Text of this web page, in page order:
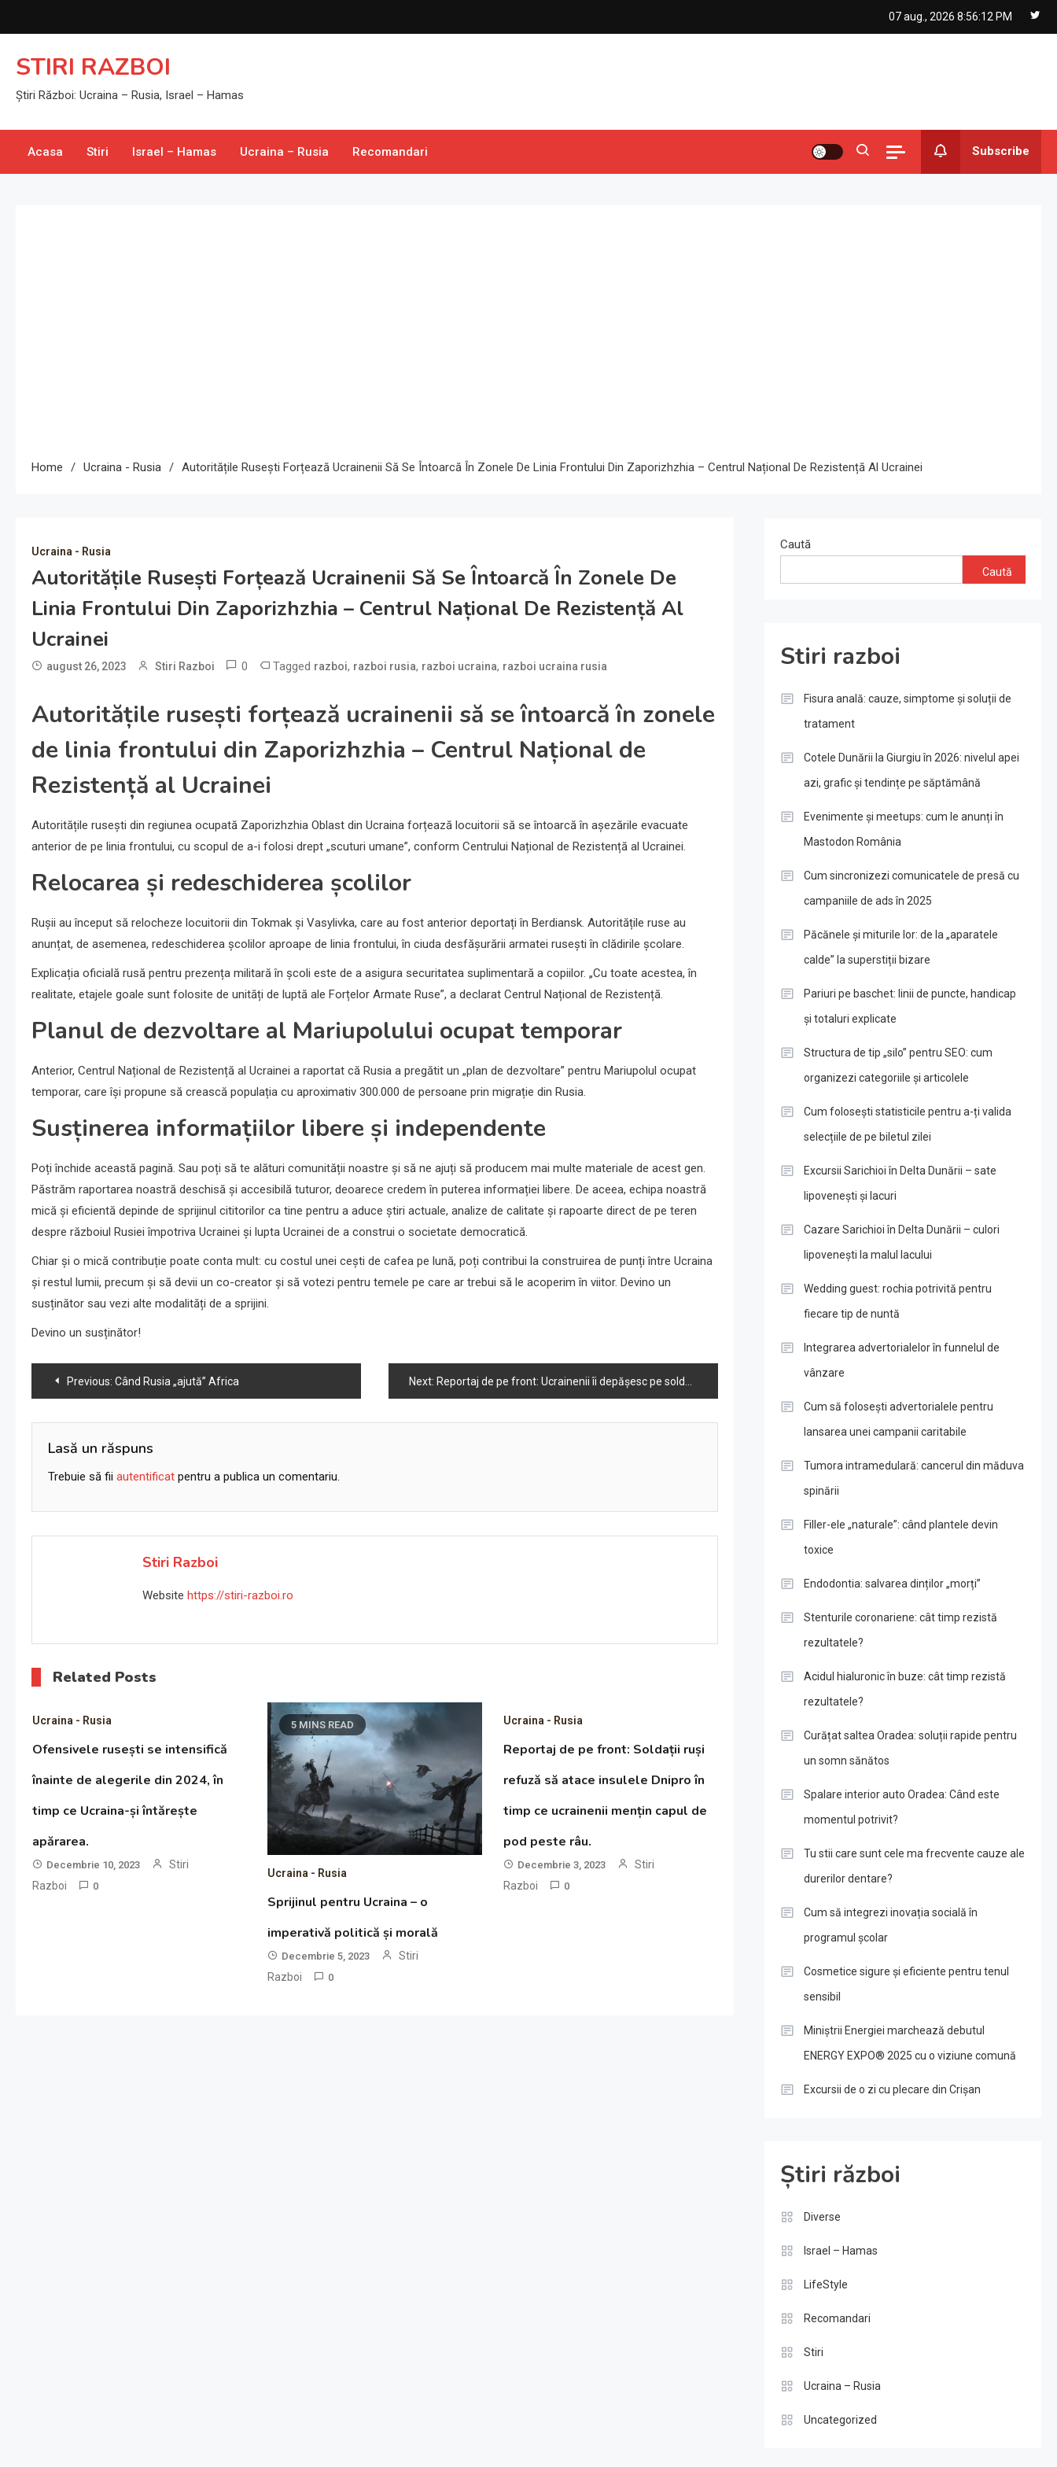
to
07 aug., 2026 8:56:13 PM
STIRI RAZBOI
Știri Război: Ucraina – Rusia, Israel – Hamas
Acasa Stiri Israel – Hamas Ucraina – Rusia Recomandari Subscribe
Home Ucraina - Rusia Autoritățile Rusești Forțează Ucrainenii Să Se Întoarcă În Zonele De Linia Frontului Din Zaporizhzhia – Centrul Național De Rezistență Al Ucrainei
Ucraina - Rusia
Autoritățile Rusești Forțează Ucrainenii Să Se Întoarcă În Zonele De
Linia Frontului Din Zaporizhzhia – Centrul Național De Rezistență Al
Ucrainei
august 26, 2023 Stiri Razboi 0 Tagged razboi, razboi rusia, razboi ucraina, razboi ucraina rusia
Autoritățile rusești forțează ucrainenii să se întoarcă în zonele
de linia frontului din Zaporizhzhia – Centrul Național de
Rezistență al Ucrainei
Autoritățile rusești din regiunea ocupată Zaporizhzhia Oblast din Ucraina forțează locuitorii să se întoarcă în așezările evacuate
anterior de pe linia frontului, cu scopul de a-i folosi drept „scuturi umane”, conform Centrului Național de Rezistență al Ucrainei.
Relocarea și redeschiderea școlilor
Rușii au început să relocheze locuitorii din Tokmak și Vasylivka, care au fost anterior deportați în Berdiansk. Autoritățile ruse au
anunțat, de asemenea, redeschiderea școlilor aproape de linia frontului, în ciuda desfășurării armatei rusești în clădirile școlare.
Explicația oficială rusă pentru prezența militară în școli este de a asigura securitatea suplimentară a copiilor. „Cu toate acestea, în
realitate, etajele goale sunt folosite de unități de luptă ale Forțelor Armate Ruse”, a declarat Centrul Național de Rezistență.
Planul de dezvoltare al Mariupolului ocupat temporar
Anterior, Centrul Național de Rezistență al Ucrainei a raportat că Rusia a pregătit un „plan de dezvoltare” pentru Mariupolul ocupat
temporar, care își propune să crească populația cu aproximativ 300.000 de persoane prin migrație din Rusia.
Susținerea informațiilor libere și independente
Poți închide această pagină. Sau poți să te alături comunității noastre și să ne ajuți să producem mai multe materiale de acest gen.
Păstrăm raportarea noastră deschisă și accesibilă tuturor, deoarece credem în puterea informației libere. De aceea, echipa noastră
mică și eficientă depinde de sprijinul cititorilor ca tine pentru a aduce știri actuale, analize de calitate și rapoarte direct de pe teren
despre războiul Rusiei împotriva Ucrainei și lupta Ucrainei de a construi o societate democratică.
Chiar și o mică contribuție poate conta mult: cu costul unei cești de cafea pe lună, poți contribui la construirea de punți între Ucraina
și restul lumii, precum și să devii un co-creator și să votezi pentru temele pe care ar trebui să le acoperim în viitor. Devino un
susținător sau vezi alte modalități de a sprijini.
Devino un susținător!
Navigare
în
articole
Previous: Când Rusia „ajută” Africa Next: Reportaj de pe front: Ucrainenii îi depășesc pe soldații ruși neexperimentați în regiunea Herson
Lasă un răspuns
Trebuie să fii autentificat pentru a publica un comentariu.
Stiri Razboi
Website https://stiri-razboi.ro
Related Posts
Ucraina - Rusia
Ofensivele rusești se intensifică
înainte de alegerile din 2024, în
timp ce Ucraina-și întărește
apărarea.
Decembrie 10, 2023
Stiri
Razboi
0
5 MINS READ
Ucraina - Rusia
Sprijinul pentru Ucraina – o
imperativă politică și morală
Decembrie 5, 2023
Stiri
Razboi
0
Ucraina - Rusia
Reportaj de pe front: Soldații ruși
refuză să atace insulele Dnipro în
timp ce ucrainenii mențin capul de
pod peste râu.
Decembrie 3, 2023
Stiri
Razboi
0
Caută
Caută
Stiri razboi
Fisura anală: cauze, simptome și soluții de
tratament
Cotele Dunării la Giurgiu în 2026: nivelul apei
azi, grafic și tendințe pe săptămână
Evenimente și meetups: cum le anunți în
Mastodon România
Cum sincronizezi comunicatele de presă cu
campaniile de ads în 2025
Păcănele și miturile lor: de la „aparatele
calde” la superstiții bizare
Pariuri pe baschet: linii de puncte, handicap
și totaluri explicate
Structura de tip „silo” pentru SEO: cum
organizezi categoriile și articolele
Cum folosești statisticile pentru a-ți valida
selecțiile de pe biletul zilei
Excursii Sarichioi în Delta Dunării – sate
lipovenești și lacuri
Cazare Sarichioi în Delta Dunării – culori
lipovenești la malul lacului
Wedding guest: rochia potrivită pentru
fiecare tip de nuntă
Integrarea advertorialelor în funnelul de
vânzare
Cum să folosești advertorialele pentru
lansarea unei campanii caritabile
Tumora intramedulară: cancerul din măduva
spinării
Filler-ele „naturale”: când plantele devin
toxice
Endodontia: salvarea dinților „morți”
Stenturile coronariene: cât timp rezistă
rezultatele?
Acidul hialuronic în buze: cât timp rezistă
rezultatele?
Curățat saltea Oradea: soluții rapide pentru
un somn sănătos
Spalare interior auto Oradea: Când este
momentul potrivit?
Tu stii care sunt cele ma frecvente cauze ale
durerilor dentare?
Cum să integrezi inovația socială în
programul școlar
Cosmetice sigure și eficiente pentru tenul
sensibil
Miniștrii Energiei marchează debutul
ENERGY EXPO® 2025 cu o viziune comună
Excursii de o zi cu plecare din Crișan
Știri război
Diverse
Israel – Hamas
LifeStyle
Recomandari
Stiri
Ucraina – Rusia
Uncategorized